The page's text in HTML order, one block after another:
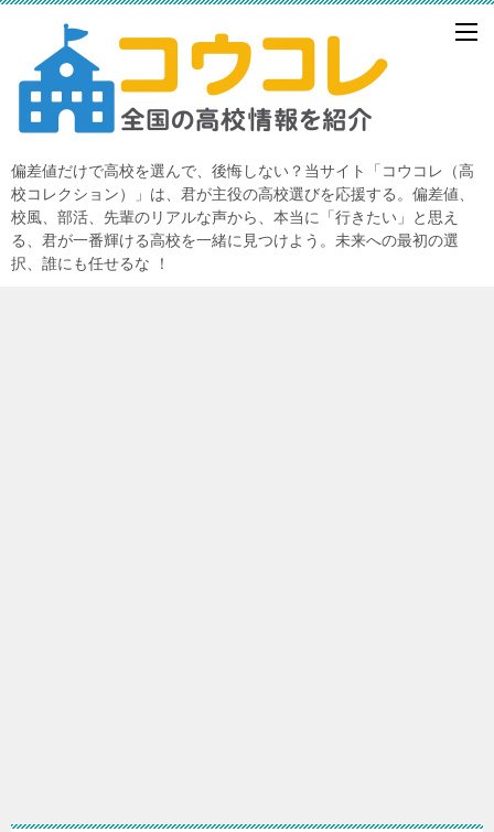
偏差値だけで高校を選んで、後悔しない？当サイト「コウコレ（高
校コレクション）」は、君が主役の高校選びを応援する。偏差値、
校風、部活、先輩のリアルな声から、本当に「行きたい」と思え
る、君が一番輝ける高校を一緒に見つけよう。未来への最初の選
択、誰にも任せるな ！